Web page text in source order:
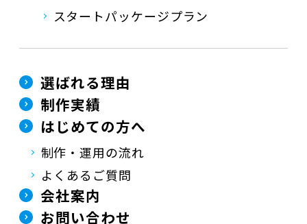
スタートパッケージプラン
選ばれる理由
制作実績
はじめての方へ
制作・運用の流れ
よくあるご質問
会社案内
お問い合わせ